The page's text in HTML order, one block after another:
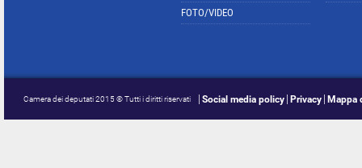
FOTO/VIDEO
Camera dei deputati 2015 © Tutti i diritti riservati Social media policy Privacy Mappa